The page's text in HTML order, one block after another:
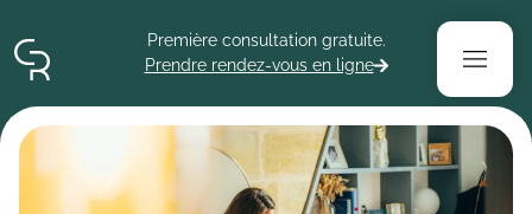
Première consultation gratuite.
Prendre rendez-vous en ligne